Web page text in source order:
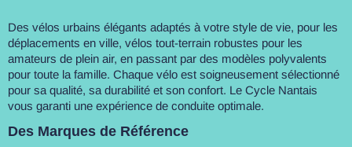
Des vélos urbains élégants adaptés à votre style de vie, pour les
déplacements en ville, vélos tout-terrain robustes pour les
amateurs de plein air, en passant par des modèles polyvalents
pour toute la famille. Chaque vélo est soigneusement sélectionné
pour sa qualité, sa durabilité et son confort. Le Cycle Nantais
vous garanti une expérience de conduite optimale.
Des Marques de Référence